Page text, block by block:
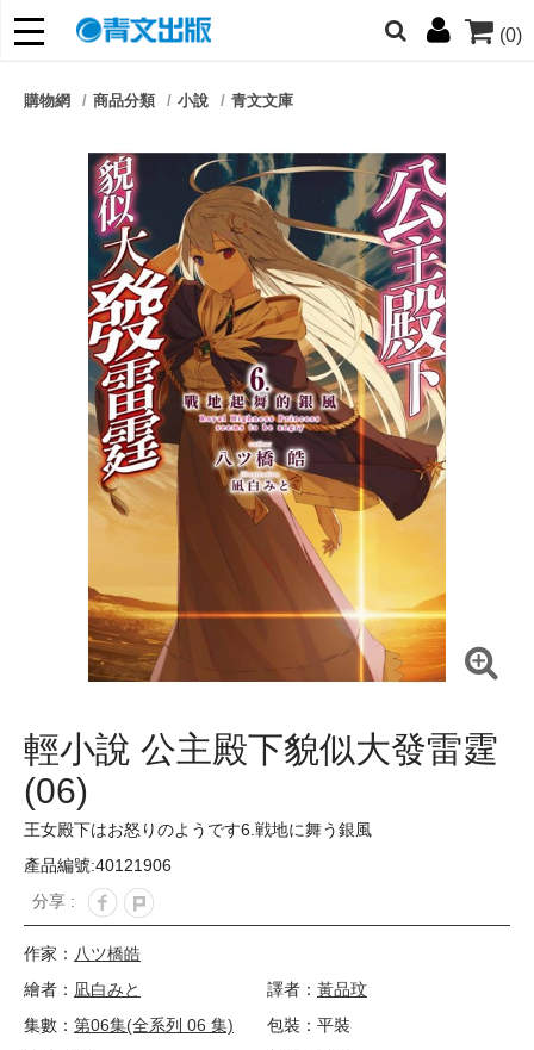
(0)
朋友們，提高警覺！
購物網 商品分類 小說 青文文庫
輕小說 公主殿下貌似大發雷霆
(06)
王女殿下はお怒りのようです6.戦地に舞う銀風
產品編號:40121906
分享 :
作家： 八ツ橋皓
繪者： 凪白みと 譯者： 黃品玟
集數： 第06集(全系列 06 集)
包裝：平裝